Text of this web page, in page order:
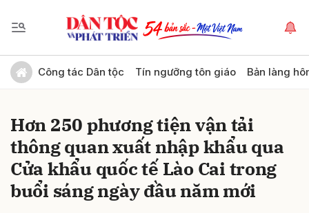
Công tác Dân tộc Tín ngưỡng tôn giáo Bản làng
Hơn 250 phương tiện vận tải
thông quan xuất nhập khẩu qua
Cửa khẩu quốc tế Lào Cai trong
buổi sáng ngày đầu năm mới
Gửi bình luận